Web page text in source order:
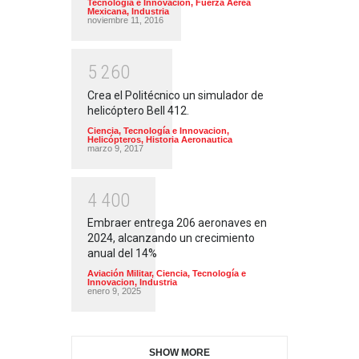
Tecnología e Innovacion, Fuerza Aérea
Mexicana, Industria
noviembre 11, 2016
5 260
Crea el Politécnico un simulador de
helicóptero Bell 412.
Ciencia, Tecnología e Innovacion,
Helicópteros, Historia Aeronautica
marzo 9, 2017
4 400
Embraer entrega 206 aeronaves en
2024, alcanzando un crecimiento
anual del 14%
Aviación Militar, Ciencia, Tecnología e
Innovacion, Industria
enero 9, 2025
SHOW MORE